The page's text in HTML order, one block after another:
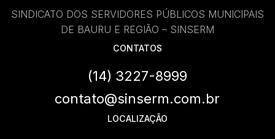
SINDICATO DOS SERVIDORES PÚBLICOS MUNICIPAIS
DE BAURU E REGIÃO – SINSERM
CONTATOS
(14) 3227-8999
contato@sinserm.com.br
LOCALIZAÇÃO